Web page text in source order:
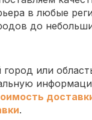
в любые
до
город или
.